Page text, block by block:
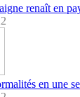
renaît en
en une